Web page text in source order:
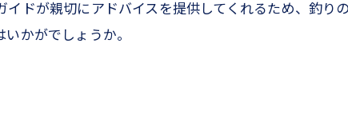
ドが親切にアドバイスを提供してくれるため、釣り
かがでしょうか。